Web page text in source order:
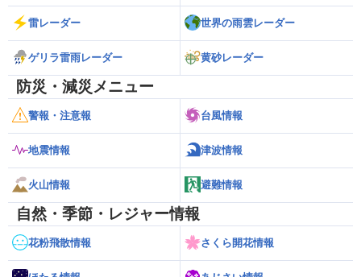
雷レーダー 世界の雨雲レーダー
ゲリラ雷雨レーダー 黄砂レーダー
防災・減災メニュー
警報・注意報 台風情報
地震情報 津波情報
火山情報 避難情報
自然・季節・レジャー情報
花粉飛散情報 さくら開花情報